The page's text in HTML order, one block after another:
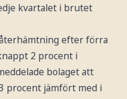
kvartalet i brutet
efter förra
2 procent i
bolaget att
procent jämfört med i